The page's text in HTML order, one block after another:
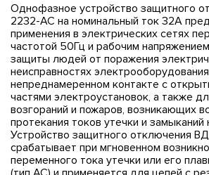
Однофазное устройство защитного
2232-АС на номинальный ток 32А
применения в электрических сетях
частотой 50Гц и рабочим
защиты людей от поражения
неисправностях
непреднамеренном контакте с
частями электроустановок, а также
возгораний и пожаров, возникающих
протекания токов утечки и
Устройство защитного отключения
срабатывает при мгновенном
переменного тока утечки или его